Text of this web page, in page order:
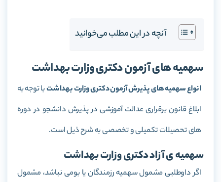
آنچه در این مطلب می‌خوانید
سهمیه های آزمون دکتری وزارت بهداشت
انواع سهمیه های پذیرش آزمون دکتری وزارت بهداشتبا توجه به
ابلاغ قانون برقراری عدالت آموزشی در پذیرش دانشجو در دوره
های تحصیلات تکمیلی و تخصصی به شرح ذیل است.
سهمیه ی آزاد دکتری وزارت بهداشت
اگر داوطلبی مشمول سهمیه رزمندگان یا بومی نباشد، مشمول